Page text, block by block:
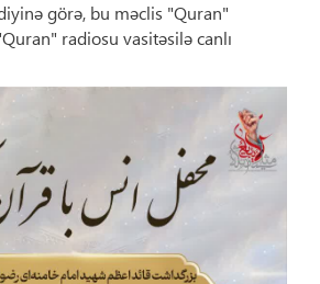
görə, bu məclis "Quran"
radiosu vasitəsilə canlı